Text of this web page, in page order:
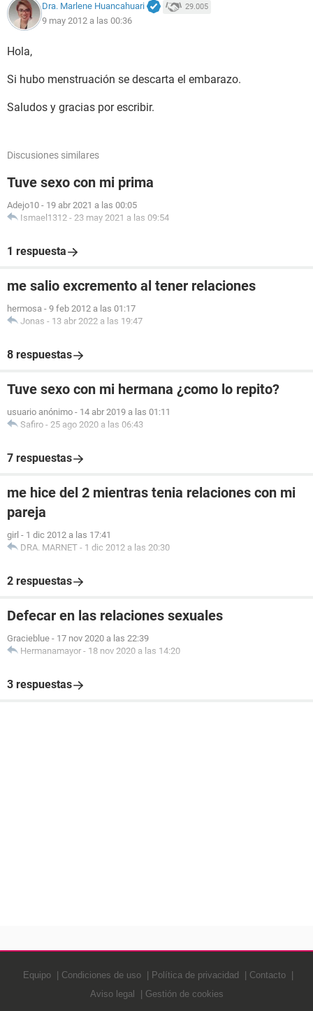
Dra. Marlene Huancahuari 29.005
9 may 2012 a las 00:36
Hola,
Si hubo menstruación se descarta el embarazo.
Saludos y gracias por escribir.
Discusiones similares
Tuve sexo con mi prima
Adejo10 - 19 abr 2021 a las 00:05
Ismael1312 - 23 may 2021 a las 09:54
1 respuesta
me salio excremento al tener relaciones
hermosa - 9 feb 2012 a las 01:17
Jonas - 13 abr 2022 a las 19:47
8 respuestas
Tuve sexo con mi hermana ¿como lo repito?
usuario anónimo - 14 abr 2019 a las 01:11
Safiro - 25 ago 2020 a las 06:43
7 respuestas
me hice del 2 mientras tenia relaciones con mi
pareja
girl - 1 dic 2012 a las 17:41
DRA. MARNET - 1 dic 2012 a las 20:30
2 respuestas
Defecar en las relaciones sexuales
Gracieblue - 17 nov 2020 a las 22:39
Hermanamayor - 18 nov 2020 a las 14:20
3 respuestas
Equipo Condiciones de uso Política de privacidad
Contacto
Aviso legal
Gestión de cookies